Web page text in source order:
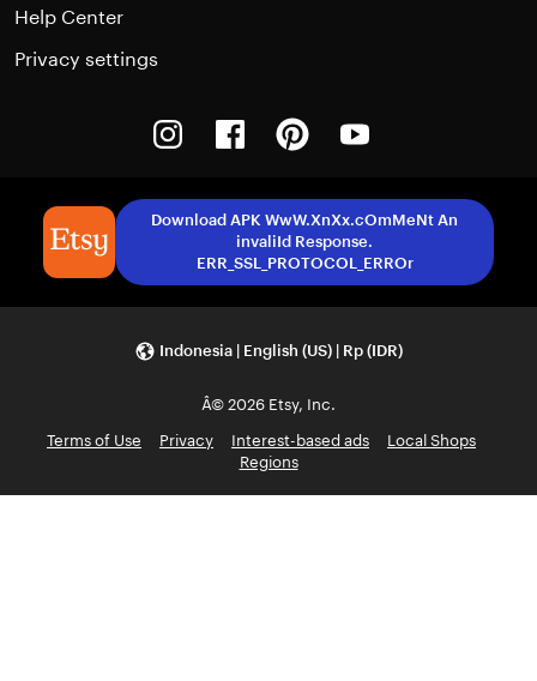
Help Center
Privacy settings
InstagramFacebookPinterest
Download APK WwW.XnXx.cOmMeNt An
invaliId Response.
ERR_SSL_PROTOCOL_ERROr
Indonesia | English (US) | Rp (IDR)
Â© 2026 Etsy, Inc.
Terms of Use
Privacy Interest-based ads
Local Shops
Regions